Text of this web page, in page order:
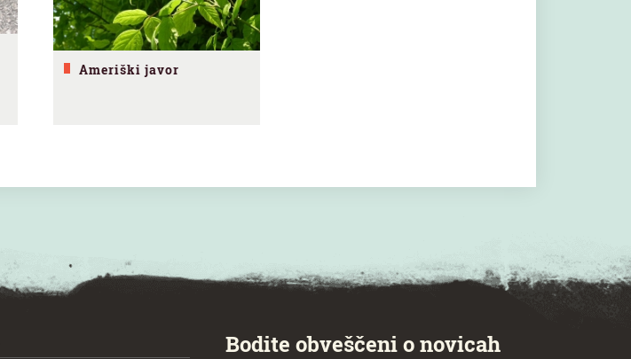
Ameriški javor
Bodite obveščeni o novicah